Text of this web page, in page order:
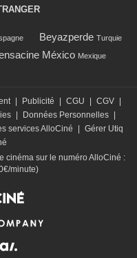
Beyazperde Turquie
México Mexique
Publicité CGU CGV
Données Personnelles
services AlloCiné
Gérer Utiq
cinéma sur le numéro AlloCiné :
minute)